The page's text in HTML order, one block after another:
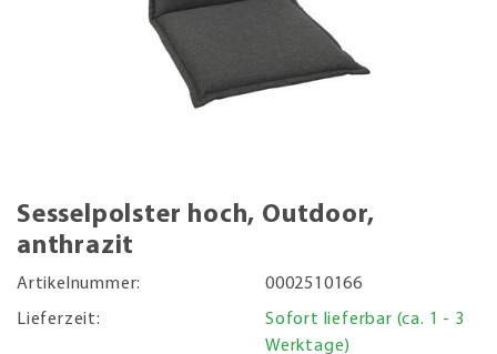
Sesselpolster hoch, Outdoor,
anthrazit
Artikelnummer:
0002510166
Lieferzeit:
Sofort lieferbar (ca. 1 - 3
Werktage)